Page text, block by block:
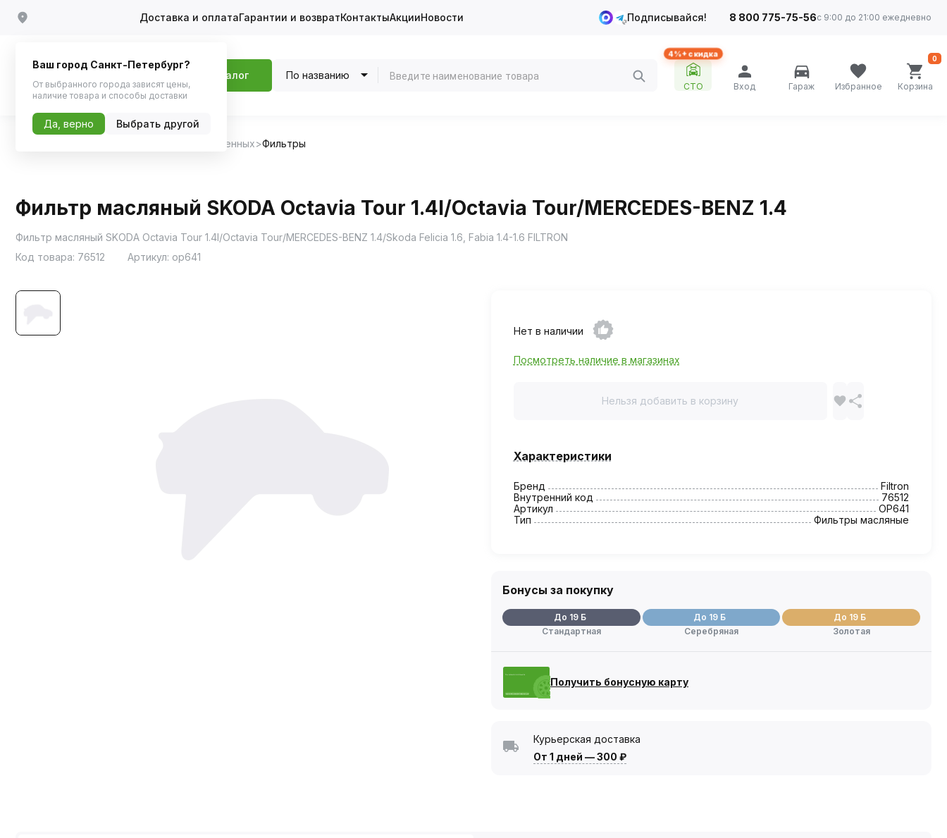
Доставка и оплатаГарантии и возвратКонтактыАкцииНовости Подписывайся! 8 800 775-75-56с 9:00 до 21:00 ежедневно
Каталог По названию
4%+ скидка
СТО Вход Гараж Избранное Корзина
0
Запчасти для отечественных Фильтры
Фильтр масляный SKODA Octavia Tour 1.4l/Octavia Tour/MERCEDES-BENZ 1.4
Фильтр масляный SKODA Octavia Tour 1.4l/Octavia Tour/MERCEDES-BENZ 1.4/Skoda Felicia 1.6, Fabia 1.4-1.6 FILTRON
Код товара: 76512 Артикул: op641
Нет в наличии
Посмотреть наличие в магазинах
Нельзя добавить в корзину
Характеристики
Бренд
Filtron
Внутренний код
76512
Артикул
OP641
Тип
Фильтры масляные
Бонусы за покупку
До 19 Б
Стандартная
До 19 Б
Серебряная
До 19 Б
Золотая
Получить бонусную карту
Курьерская доставка
От 1 дней —300 ₽
Ваш город Санкт-Петербург?
От выбранного города зависят цены,
наличие товара и способы доставки
Да, верно Выбрать другой